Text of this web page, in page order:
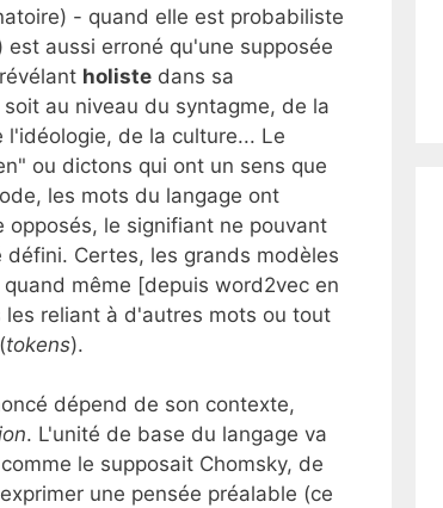
- quand elle est probabiliste
aussi erroné qu'une supposée
holiste dans sa
au niveau du syntagme, de la
de la culture... Le
ou dictons qui ont un sens que
les mots du langage ont
opposés, le signifiant ne pouvant
Certes, les grands modèles
même [depuis word2vec en
les reliant à d'autres mots ou tout
tokens).
dépend de son contexte,
. L'unité de base du langage va
le supposait Chomsky, de
une pensée préalable (ce